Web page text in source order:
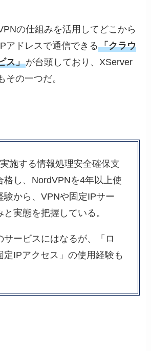
の仕組みを活用してどこから
アドレスで通信できる「クラウ
ス」が台頭しており、XServer
その一つだ。
施する情報処理安全確保支
格し、NordVPNを4年以上使
験から、VPNや固定IPサー
と実態を把握している。
サービスにはなるが、「ロ
定IPアクセス」の使用経験も